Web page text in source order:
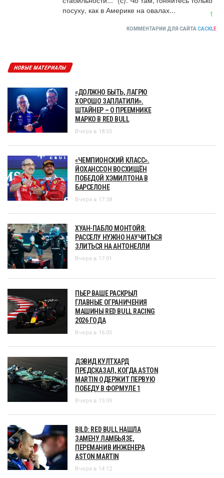
посуху, как в Америке на овалах...
1
КОММЕНТАРИИ ДЛЯ САЙТА CACKLE
НОВЫЕ МАТЕРИАЛЫ
«ДОЛЖНО БЫТЬ, ЛАГРЮ
ХОРОШО ЗАПЛАТИЛИ».
ШТАЙНЕР – О ПРЕЕМНИКЕ
МАРКО В RED BULL
Вчера в 18:55
«ЧЕМПИОНСКИЙ КЛАСС».
ЙОХАНССОН ВОСХИЩЁН
ПОБЕДОЙ ХЭМИЛТОНА В
БАРСЕЛОНЕ
Вчера в 17:58
ХУАН-ПАБЛО МОНТОЙЯ:
РАССЕЛУ НУЖНО НАУЧИТЬСЯ
ЗЛИТЬСЯ НА АНТОНЕЛЛИ
Вчера в 17:01
ПЬЕР ВАШЕ РАСКРЫЛ
ГЛАВНЫЕ ОГРАНИЧЕНИЯ
МАШИНЫ RED BULL RACING
2026 ГОДА
Вчера в 16:05
ДЭВИД КУЛТХАРД
ПРЕДСКАЗАЛ, КОГДА ASTON
MARTIN ОДЕРЖИТ ПЕРВУЮ
ПОБЕДУ В ФОРМУЛЕ 1
Вчера в 15:09
BILD: RED BULL НАШЛА
ЗАМЕНУ ЛАМБЬЯЗЕ,
ПЕРЕМАНИВ ИНЖЕНЕРА
ASTON MARTIN
Вчера в 14:12